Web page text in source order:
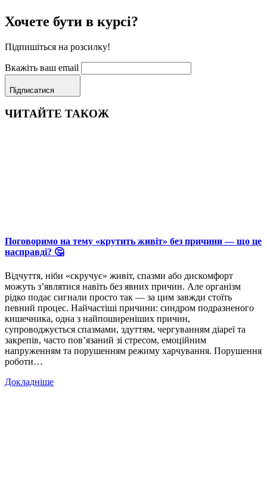
Хочете бути в курсі?
Підпишіться на розсилку!
Вкажіть ваш email
Підписатися
ЧИТАЙТЕ ТАКОЖ
Поговоримо на тему «крутить живіт» без причини — що це
насправді? 🤔
Відчуття, ніби «скручує» живіт, спазми або дискомфорт
можуть з’являтися навіть без явних причин. Але організм
рідко подає сигнали просто так — за цим завжди стоїть
певний процес. Найчастіші причини: синдром подразненого
кишечника, одна з найпоширеніших причин,
супроводжується спазмами, здуттям, чергуванням діареї та
закрепів, часто пов’язаний зі стресом, емоційним
напруженням та порушенням режиму харчування. Порушення
роботи…
Докладніше